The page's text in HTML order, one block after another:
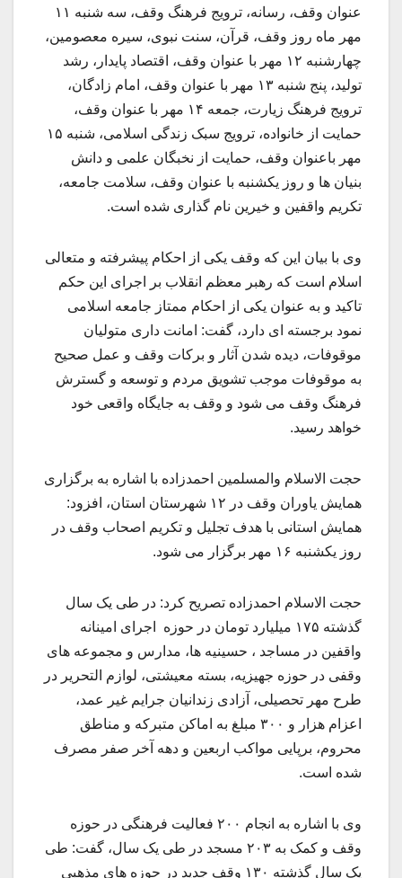
عنوان وقف، رسانه، ترویج فرهنگ وقف، سه شنبه ۱۱
مهر ماه روز وقف، قرآن، سنت نبوی، سیره معصومین،
چهارشنبه ۱۲ مهر با عنوان وقف، اقتصاد پایدار، رشد
تولید، پنج شنبه ۱۳ مهر با عنوان وقف، امام زادگان،
ترویج فرهنگ زیارت، جمعه ۱۴ مهر با عنوان وقف،
حمایت از خانواده، ترویج سبک زندگی اسلامی، شنبه ۱۵
مهر باعنوان وقف، حمایت از نخبگان علمی و دانش
بنیان ها و روز یکشنبه با عنوان وقف، سلامت جامعه،
تکریم واقفین و خیرین نام گذاری شده است.
وی با بیان این که وقف یکی از احکام ‌پیشرفته و متعالی
اسلام است که رهبر معظم انقلاب بر اجرای این حکم
تاکید و به عنوان یکی از احکام ممتاز جامعه اسلامی
نمود برجسته ای دارد، گفت: امانت داری متولیان
موقوفات، دیده شدن آثار و برکات وقف و عمل صحیح
به موقوفات موجب تشویق مردم و توسعه و گسترش
فرهنگ وقف می شود و وقف به جایگاه واقعی خود
خواهد رسید.
حجت الاسلام والمسلمین احمدزاده با اشاره به برگزاری
همایش یاوران وقف در ۱۲ شهرستان استان، افزود:
همایش استانی با هدف تجلیل و تکریم اصحاب وقف در
روز یکشنبه ۱۶ مهر برگزار می شود.
حجت الاسلام احمدزاده تصریح کرد: در طی یک سال
گذشته ۱۷۵ میلیارد تومان در حوزه اجرای امینانه
واقفین در مساجد ، حسینیه ها، مدارس و مجموعه های
وقفی در حوزه جهیزیه، بسته معیشتی، لوازم التحریر در
طرح مهر تحصیلی، آزادی زندانیان جرایم غیر عمد،
اعزام هزار و ۳۰۰ مبلغ به اماکن متبرکه و مناطق
محروم، برپایی مواکب اربعین و دهه آخر صفر مصرف
شده است.
وی با اشاره به انجام ۲۰۰ فعالیت فرهنگی در حوزه
وقف و کمک به ۲۰۳ مسجد در طی یک سال، گفت: طی
یک سال گذشته ۱۳۰ وقف جدید در حوزه های مذهبی